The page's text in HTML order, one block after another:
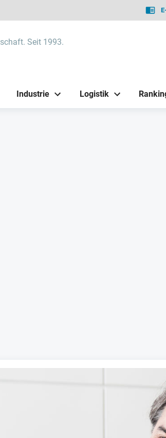
Seit 1993.
Industrie Logistik